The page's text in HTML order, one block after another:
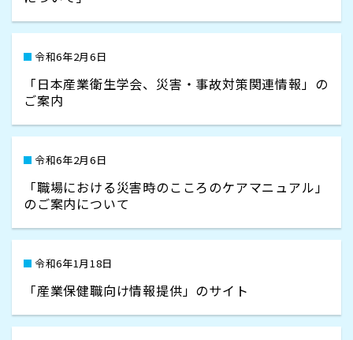
令和6年2月6日
「日本産業衛生学会、災害・事故対策関連情報」の
ご案内
令和6年2月6日
「職場における災害時のこころのケアマニュアル」
のご案内について
令和6年1月18日
「産業保健職向け情報提供」のサイト